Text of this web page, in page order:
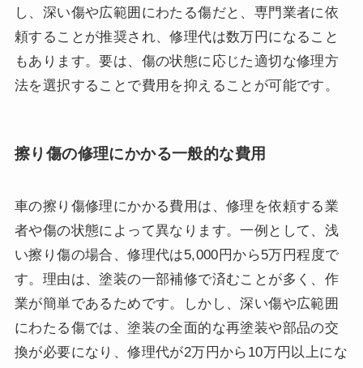
し、深い傷や広範囲にわたる傷だと、専門業者に依
頼することが推奨され、修理代は数万円になること
もあります。要は、傷の状態に応じた適切な修理方
法を選択することで費用を抑えることが可能です。
擦り傷の修理にかかる一般的な費用
車の擦り傷修理にかかる費用は、修理を依頼する業
者や傷の状態によって異なります。一例として、浅
い擦り傷の場合、修理代は5,000円から5万円程度で
す。理由は、塗装の一部補修で済むことが多く、作
業が簡単であるためです。しかし、深い傷や広範囲
にわたる傷では、塗装の全面的な再塗装や部品の交
換が必要になり、修理代が2万円から10万円以上にな